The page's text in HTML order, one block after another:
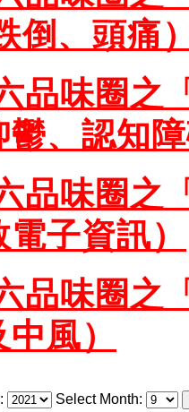
倒、頭痛
品味圈之
鬱、認知
品味圈之
子資訊）
品味圈之
風）
Select Month: